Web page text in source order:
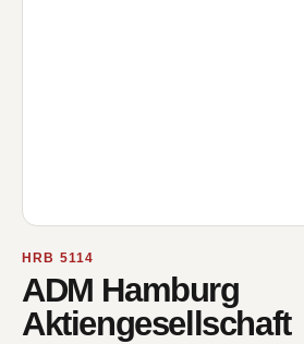
HRB 5114
ADM Hamburg
Aktiengesellschaft